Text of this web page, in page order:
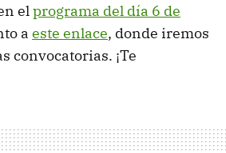
elprograma del día 6 de
a este enlace, donde iremos
convocatorias. ¡Te